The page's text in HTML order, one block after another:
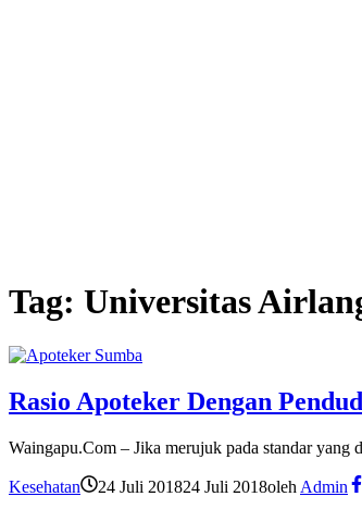
Tag: Universitas
Rasio Apoteker Dengan
Waingapu.Com – Jika merujuk pada standar
Kesehatan 24 Juli 201824 Juli 2018oleh Admin